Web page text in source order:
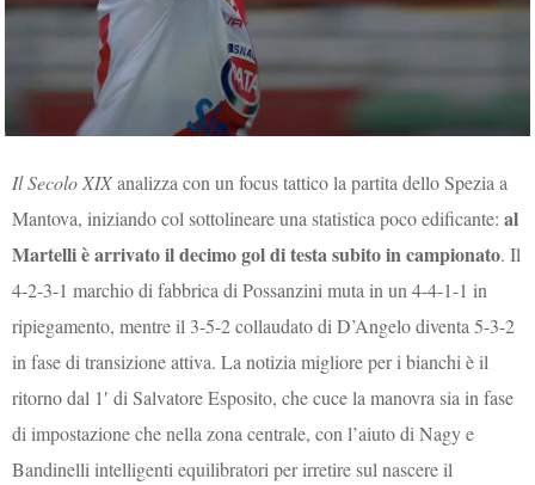
Il Secolo XIXanalizza con un focus tattico la partita dello Spezia a
Mantova, iniziando col sottolineare una statistica poco edificante:al
Martelli è arrivato il decimo gol di testa subito in campionato. Il
4-2-3-1 marchio di fabbrica di Possanzini muta in un 4-4-1-1 in
ripiegamento, mentre il 3-5-2 collaudato di D’Angelo diventa 5-3-2
in fase di transizione attiva. La notizia migliore per i bianchi è il
ritorno dal 1′ di Salvatore Esposito, che cuce la manovra sia in fase
di impostazione che nella zona centrale, con l’aiuto di Nagy e
Bandinelli intelligenti equilibratori per irretire sul nascere il